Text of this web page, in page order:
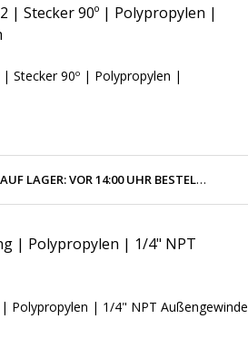
| Stecker 90º | Polypropylen |
| Stecker 90º | Polypropylen |
VOR 14:00 UHR BESTELLT, VERSAND AM SELBEN TAG
| Polypropylen | 1/4" NPT
Polypropylen | 1/4" NPT Außengewinde